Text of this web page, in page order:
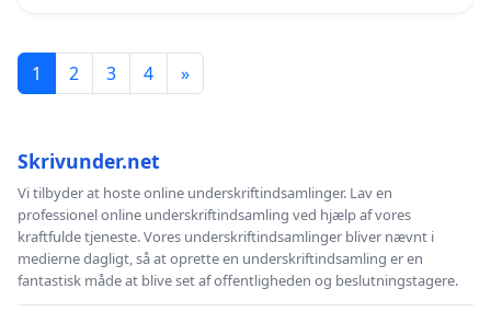
1 2 3 4 »
Skrivunder.net
Vi tilbyder at hoste online underskriftindsamlinger. Lav en
professionel online underskriftindsamling ved hjælp af vores
kraftfulde tjeneste. Vores underskriftindsamlinger bliver nævnt i
medierne dagligt, så at oprette en underskriftindsamling er en
fantastisk måde at blive set af offentligheden og beslutningstagere.